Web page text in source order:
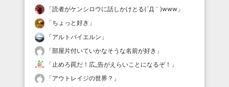
「読者がケンシロウに話しかけとる(´Д｀)www 」
「ちょっと好き 」
「アルトバイエルン 」
「部屋片付いていかなそうな名前が好き 」
「 止めろ罠だ！広_告がえらいことになるぞ！ 」
「アウトレイジの世界？ 」